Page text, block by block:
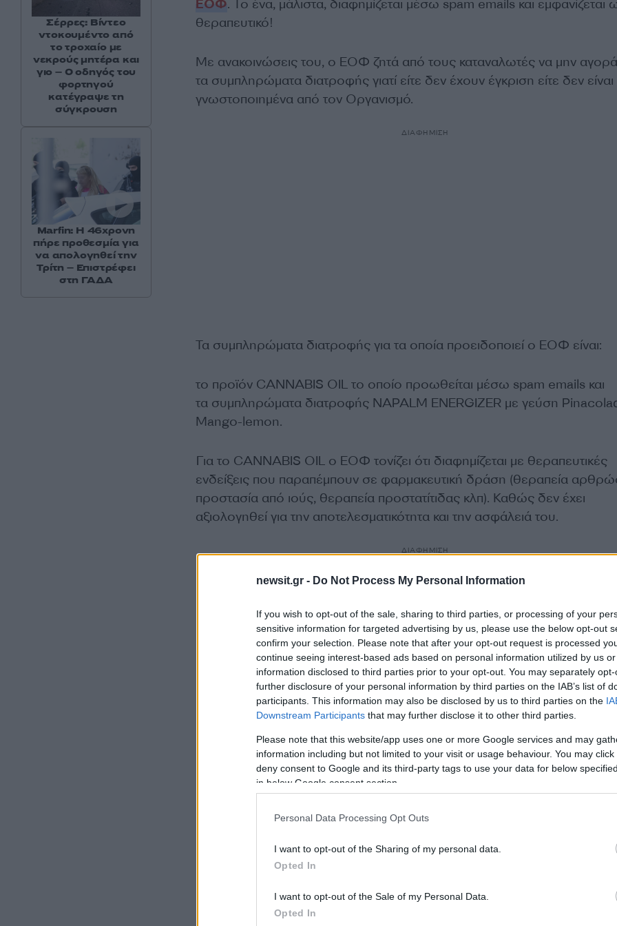
newsit.gr - Do Not Process My Personal Information
If you wish to opt-out of the sale, sharing to third parties, or processing of your
sensitive information for targeted advertising by us, please use the below opt-out
confirm your selection. Please note that after your opt-out request is processed
continue seeing interest-based ads based on personal information utilized by us
information disclosed to third parties prior to your opt-out. You may separately
further disclosure of your personal information by third parties on the IAB’s list of
participants. This information may also be disclosed by us to third parties on the
Downstream Participants that may further disclose it to other third parties.
Please note that this website/app uses one or more Google services and may
information including but not limited to your visit or usage behaviour. You may
deny consent to Google and its third-party tags to use your data for below
in below Google consent section.
Personal Data Processing Opt Outs
I want to opt-out of the Sharing of my personal data.
Opted In
I want to opt-out of the Sale of my Personal Data.
Opted In
ΕΟΦ. Το ένα, μάλιστα, διαφημίζεται μέσω spam emails και εμφανίζεται
θεραπευτικό!
Με ανακοινώσεις του, ο ΕΟΦ ζητά από τους καταναλωτές να μην
τα συμπληρώματα διατροφής γιατί είτε δεν έχουν έγκριση είτε δεν είναι
γνωστοποιημένα από τον Οργανισμό.
ΔΙΑΦΗΜΙΣΗ
Τα συμπληρώματα διατροφής για τα οποία προειδοποιεί ο ΕΟΦ είναι:
το προϊόν CANNABIS OIL το οποίο προωθείται μέσω spam emails και
τα συμπληρώματα διατροφής NAPALM ENERGIZER με γεύση
Mango-lemon.
Για το CANNABIS OIL ο ΕΟΦ τονίζει ότι διαφημίζεται με θεραπευτικές
ενδείξεις που παραπέμπουν σε φαρμακευτική δράση (θεραπεία
προστασία από ιούς, θεραπεία προστατίτιδας κλπ). Καθώς δεν έχει
αξιολογηθεί για την αποτελεσματικότητα και την ασφάλειά του.
ΔΙΑΦΗΜΙΣΗ
Σέρρες: Βίντεο
ντοκουμέντο από
το τροχαίο με
νεκρούς μητέρα και
γιο – Ο οδηγός του
φορτηγού
κατέγραψε τη
σύγκρουση
Marfin: Η 46χρονη
πήρε προθεσμία για
να απολογηθεί την
Τρίτη – Επιστρέφει
στη ΓΑΔΑ